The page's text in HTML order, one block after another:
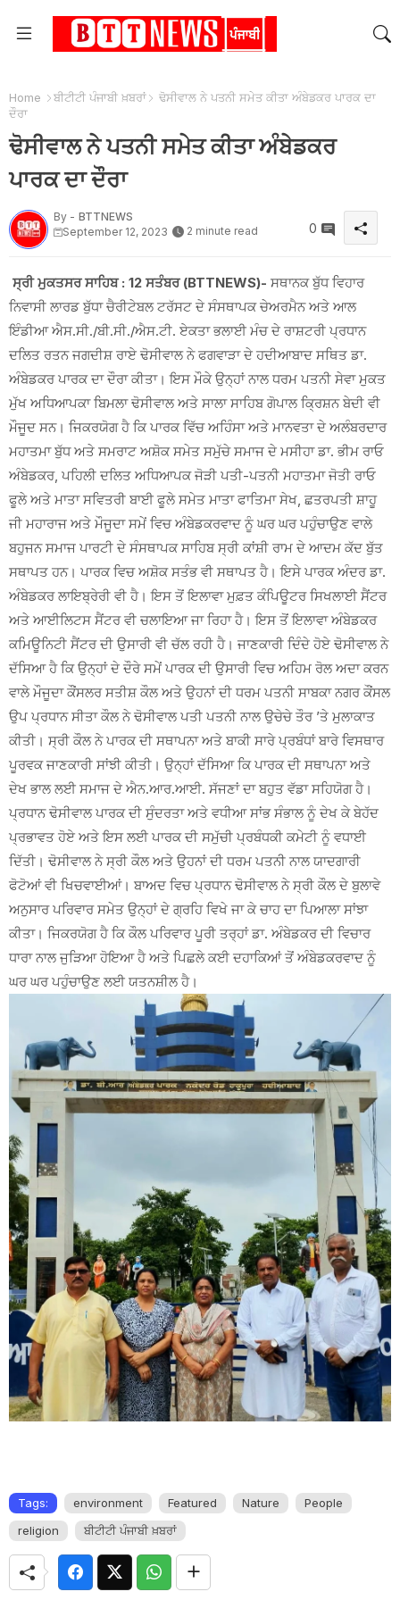
Home ਬੀਟੀਟੀ ਪੰਜਾਬੀ ਖ਼ਬਰਾਂ
ਢੋਸੀਵਾਲ ਨੇ ਪਤਨੀ ਸਮੇਤ ਕੀਤਾ ਅੰਬੇਡਕਰ ਪਾਰਕ ਦਾ
ਦੌਰਾ
ਢੋਸੀਵਾਲ ਨੇ ਪਤਨੀ ਸਮੇਤ ਕੀਤਾ ਅੰਬੇਡਕਰ
ਪਾਰਕ ਦਾ ਦੌਰਾ
By - BTTNEWS
September 12, 2023
2 minute read 0
ਸ੍ਰੀ ਮੁਕਤਸਰ ਸਾਹਿਬ : 12 ਸਤੰਬਰ (BTTNEWS)- ਸਥਾਨਕ ਬੁੱਧ ਵਿਹਾਰ
ਨਿਵਾਸੀ ਲਾਰਡ ਬੁੱਧਾ ਚੈਰੀਟੇਬਲ ਟਰੱਸਟ ਦੇ ਸੰਸਥਾਪਕ ਚੇਅਰਮੈਨ ਅਤੇ ਆਲ
ਇੰਡੀਆ ਐਸ.ਸੀ./ਬੀ.ਸੀ./ਐਸ.ਟੀ. ਏਕਤਾ ਭਲਾਈ ਮੰਚ ਦੇ ਰਾਸ਼ਟਰੀ ਪ੍ਰਧਾਨ
ਦਲਿਤ ਰਤਨ ਜਗਦੀਸ਼ ਰਾਏ ਢੋਸੀਵਾਲ ਨੇ ਫਗਵਾੜਾ ਦੇ ਹਦੀਆਬਾਦ ਸਥਿਤ ਡਾ.
ਅੰਬੇਡਕਰ ਪਾਰਕ ਦਾ ਦੌਰਾ ਕੀਤਾ। ਇਸ ਮੌਕੇ ਉਨ੍ਹਾਂ ਨਾਲ ਧਰਮ ਪਤਨੀ ਸੇਵਾ ਮੁਕਤ
ਮੁੱਖ ਅਧਿਆਪਕਾ ਬਿਮਲਾ ਢੋਸੀਵਾਲ ਅਤੇ ਸਾਲਾ ਸਾਹਿਬ ਗੋਪਾਲ ਕ੍ਰਿਸ਼ਨ ਬੇਦੀ ਵੀ
ਮੌਜੂਦ ਸਨ। ਜਿਕਰਯੋਗ ਹੈ ਕਿ ਪਾਰਕ ਵਿੱਚ ਅਹਿੰਸਾ ਅਤੇ ਮਾਨਵਤਾ ਦੇ ਅਲੰਬਰਦਾਰ
ਮਹਾਤਮਾ ਬੁੱਧ ਅਤੇ ਸਮਰਾਟ ਅਸ਼ੋਕ ਸਮੇਤ ਸਮੁੱਚੇ ਸਮਾਜ ਦੇ ਮਸੀਹਾ ਡਾ. ਭੀਮ ਰਾਓ
ਅੰਬੇਡਕਰ, ਪਹਿਲੀ ਦਲਿਤ ਅਧਿਆਪਕ ਜੋੜੀ ਪਤੀ-ਪਤਨੀ ਮਹਾਤਮਾ ਜੋਤੀ ਰਾਓ
ਫੂਲੇ ਅਤੇ ਮਾਤਾ ਸਵਿਤਰੀ ਬਾਈ ਫੂਲੇ ਸਮੇਤ ਮਾਤਾ ਫਾਤਿਮਾ ਸੇਖ, ਛਤਰਪਤੀ ਸ਼ਾਹੂ
ਜੀ ਮਹਾਰਾਜ ਅਤੇ ਮੌਜੂਦਾ ਸਮੇਂ ਵਿਚ ਅੰਬੇਡਕਰਵਾਦ ਨੂੰ ਘਰ ਘਰ ਪਹੁੰਚਾਉਣ ਵਾਲੇ
ਬਹੁਜਨ ਸਮਾਜ ਪਾਰਟੀ ਦੇ ਸੰਸਥਾਪਕ ਸਾਹਿਬ ਸ੍ਰੀ ਕਾਂਸ਼ੀ ਰਾਮ ਦੇ ਆਦਮ ਕੱਦ ਬੁੱਤ
ਸਥਾਪਤ ਹਨ। ਪਾਰਕ ਵਿਚ ਅਸ਼ੋਕ ਸਤੰਭ ਵੀ ਸਥਾਪਤ ਹੈ। ਇਸੇ ਪਾਰਕ ਅੰਦਰ ਡਾ.
ਅੰਬੇਡਕਰ ਲਾਇਬ੍ਰੇਰੀ ਵੀ ਹੈ। ਇਸ ਤੋਂ ਇਲਾਵਾ ਮੁਫ਼ਤ ਕੰਪਿਊਟਰ ਸਿਖਲਾਈ ਸੈਂਟਰ
ਅਤੇ ਆਈਲਿਟਸ ਸੈਂਟਰ ਵੀ ਚਲਾਇਆ ਜਾ ਰਿਹਾ ਹੈ। ਇਸ ਤੋਂ ਇਲਾਵਾ ਅੰਬੇਡਕਰ
ਕਮਿਊਨਿਟੀ ਸੈਂਟਰ ਦੀ ਉਸਾਰੀ ਵੀ ਚੱਲ ਰਹੀ ਹੈ। ਜਾਣਕਾਰੀ ਦਿੰਦੇ ਹੋਏ ਢੋਸੀਵਾਲ ਨੇ
ਦੱਸਿਆ ਹੈ ਕਿ ਉਨ੍ਹਾਂ ਦੇ ਦੌਰੇ ਸਮੇਂ ਪਾਰਕ ਦੀ ਉਸਾਰੀ ਵਿਚ ਅਹਿਮ ਰੋਲ ਅਦਾ ਕਰਨ
ਵਾਲੇ ਮੌਜੂਦਾ ਕੌਂਸਲਰ ਸਤੀਸ਼ ਕੌਲ ਅਤੇ ਉਹਨਾਂ ਦੀ ਧਰਮ ਪਤਨੀ ਸਾਬਕਾ ਨਗਰ ਕੌਂਸਲ
ਉਪ ਪ੍ਰਧਾਨ ਸੀਤਾ ਕੌਲ ਨੇ ਢੋਸੀਵਾਲ ਪਤੀ ਪਤਨੀ ਨਾਲ ਉਚੇਚੇ ਤੌਰ ’ਤੇ ਮੁਲਾਕਾਤ
ਕੀਤੀ। ਸ੍ਰੀ ਕੌਲ ਨੇ ਪਾਰਕ ਦੀ ਸਥਾਪਨਾ ਅਤੇ ਬਾਕੀ ਸਾਰੇ ਪ੍ਰਬੰਧਾਂ ਬਾਰੇ ਵਿਸਥਾਰ
ਪੂਰਵਕ ਜਾਣਕਾਰੀ ਸਾਂਝੀ ਕੀਤੀ। ਉਨ੍ਹਾਂ ਦੱਸਿਆ ਕਿ ਪਾਰਕ ਦੀ ਸਥਾਪਨਾ ਅਤੇ
ਦੇਖ ਭਾਲ ਲਈ ਸਮਾਜ ਦੇ ਐਨ.ਆਰ.ਆਈ. ਸੱਜਣਾਂ ਦਾ ਬਹੁਤ ਵੱਡਾ ਸਹਿਯੋਗ ਹੈ।
ਪ੍ਰਧਾਨ ਢੋਸੀਵਾਲ ਪਾਰਕ ਦੀ ਸੁੰਦਰਤਾ ਅਤੇ ਵਧੀਆ ਸਾਂਭ ਸੰਭਾਲ ਨੂੰ ਦੇਖ ਕੇ ਬੇਹੱਦ
ਪ੍ਰਭਾਵਤ ਹੋਏ ਅਤੇ ਇਸ ਲਈ ਪਾਰਕ ਦੀ ਸਮੁੱਚੀ ਪ੍ਰਬੰਧਕੀ ਕਮੇਟੀ ਨੂੰ ਵਧਾਈ
ਦਿੱਤੀ। ਢੋਸੀਵਾਲ ਨੇ ਸ੍ਰੀ ਕੌਲ ਅਤੇ ਉਹਨਾਂ ਦੀ ਧਰਮ ਪਤਨੀ ਨਾਲ ਯਾਦਗਾਰੀ
ਫੋਟੋਆਂ ਵੀ ਖਿਚਵਾਈਆਂ। ਬਾਅਦ ਵਿਚ ਪ੍ਰਧਾਨ ਢੋਸੀਵਾਲ ਨੇ ਸ੍ਰੀ ਕੌਲ ਦੇ ਬੁਲਾਵੇ
ਅਨੁਸਾਰ ਪਰਿਵਾਰ ਸਮੇਤ ਉਨ੍ਹਾਂ ਦੇ ਗ੍ਰਹਿ ਵਿਖੇ ਜਾ ਕੇ ਚਾਹ ਦਾ ਪਿਆਲਾ ਸਾਂਝਾ
ਕੀਤਾ। ਜਿਕਰਯੋਗ ਹੈ ਕਿ ਕੌਲ ਪਰਿਵਾਰ ਪੂਰੀ ਤਰ੍ਹਾਂ ਡਾ. ਅੰਬੇਡਕਰ ਦੀ ਵਿਚਾਰ
ਧਾਰਾ ਨਾਲ ਜੁੜਿਆ ਹੋਇਆ ਹੈ ਅਤੇ ਪਿਛਲੇ ਕਈ ਦਹਾਕਿਆਂ ਤੋਂ ਅੰਬੇਡਕਰਵਾਦ ਨੂੰ
ਘਰ ਘਰ ਪਹੁੰਚਾਉਣ ਲਈ ਯਤਨਸ਼ੀਲ ਹੈ।
Tags: environment Featured Nature
People
religion
ਬੀਟੀਟੀ ਪੰਜਾਬੀ ਖ਼ਬਰਾਂ